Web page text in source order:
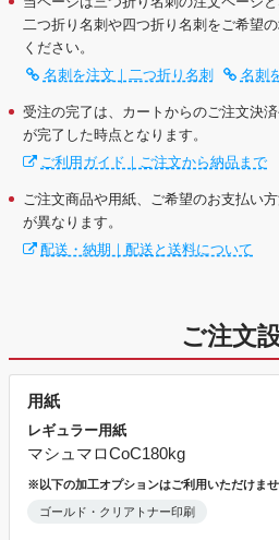
二つ折り名刺や四つ折り名刺をご希望
ください。
名刺を注文｜二つ折り名刺
名刺
受注の完了は、カートからのご注文決
が完了した時点となります。
ご利用ガイド｜ご注文から納品まで
ご注文商品や用紙、ご希望のお支払い
が異なります。
配送・納期｜配送と送料について
ご注文
用紙
レギュラー用紙
マシュマロCoC180kg
※以下の加工オプションはご利用いただけませ
ゴールド・クリアトナー印刷